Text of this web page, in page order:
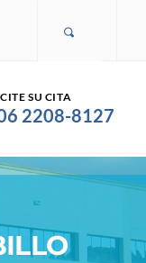
SU CITA
2208-8127